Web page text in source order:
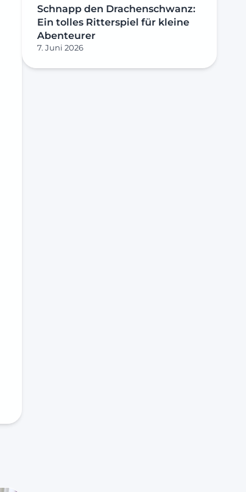
Schnapp den Drachenschwanz:
Ein tolles Ritterspiel für kleine
Abenteurer
7. Juni 2026